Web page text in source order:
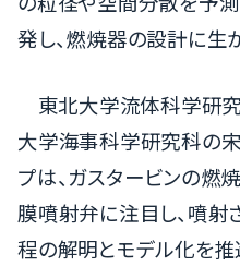
発し、燃焼器の設計に生
東北大学流体科学研
大学海事科学研究科の
プは、ガスタービンの燃
膜噴射弁に注目し、噴
程の解明とモデル化を推